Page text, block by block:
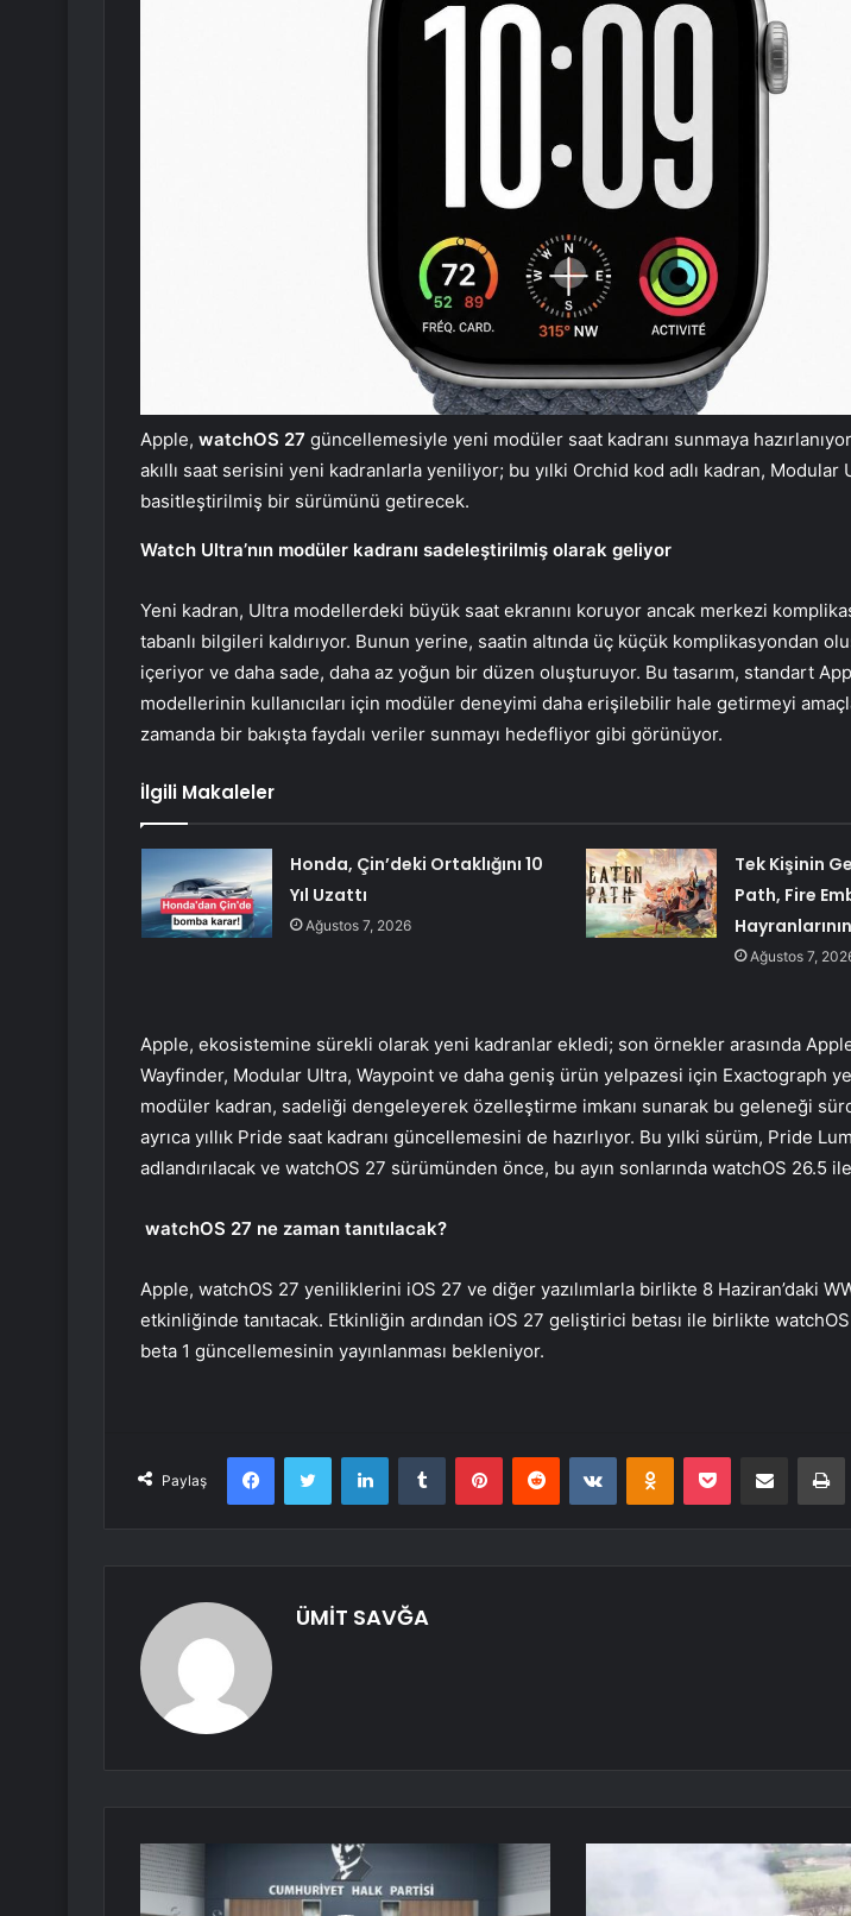
Apple, watchOS 27 güncellemesiyle yeni modüler saat kadranı sunmaya
akıllı saat serisini yeni kadranlarla yeniliyor; bu yılki Orchid kod adlı kadran, Modular
basitleştirilmiş bir sürümünü getirecek.
Watch Ultra’nın modüler kadranı sadeleştirilmiş olarak geliyor
Yeni kadran, Ultra modellerdeki büyük saat ekranını koruyor ancak merkezi
tabanlı bilgileri kaldırıyor. Bunun yerine, saatin altında üç küçük komplikasyondan
içeriyor ve daha sade, daha az yoğun bir düzen oluşturuyor. Bu tasarım, standart
modellerinin kullanıcıları için modüler deneyimi daha erişilebilir hale getirmeyi
zamanda bir bakışta faydalı veriler sunmayı hedefliyor gibi görünüyor.
İlgili Makaleler
Honda, Çin’deki Ortaklığını 10
Yıl Uzattı
Ağustos 7, 2026
Tek Kişinin
Path, Fire
Ağustos 7,
Apple, ekosistemine sürekli olarak yeni kadranlar ekledi; son örnekler arasında
Wayfinder, Modular Ultra, Waypoint ve daha geniş ürün yelpazesi için Exactograph
modüler kadran, sadeliği dengeleyerek özelleştirme imkanı sunarak bu geleneği
ayrıca yıllık Pride saat kadranı güncellemesini de hazırlıyor. Bu yılki sürüm, Pride
adlandırılacak ve watchOS 27 sürümünden önce, bu ayın sonlarında watchOS 26.5
watchOS 27 ne zaman tanıtılacak?
Apple, watchOS 27 yeniliklerini iOS 27 ve diğer yazılımlarla birlikte 8 Haziran’daki
etkinliğinde tanıtacak. Etkinliğin ardından iOS 27 geliştirici betası ile birlikte
beta 1 güncellemesinin yayınlanması bekleniyor.
Paylaş
FacebookTwitter LinkedInTumblr PinterestReddit VKontakteOdnoklassniki
Pocket E-Posta ile paylaş
ÜMİT SAVĞA